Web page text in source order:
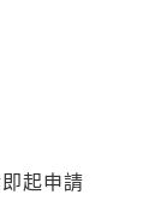
起申請